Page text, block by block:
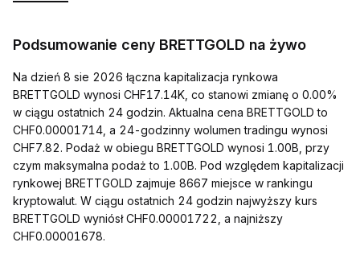
Podsumowanie ceny BRETTGOLD na żywo
Na dzień 8 sie 2026 łączna kapitalizacja rynkowa
BRETTGOLD wynosi CHF17.14K, co stanowi zmianę o 0.00%
w ciągu ostatnich 24 godzin. Aktualna cena BRETTGOLD to
CHF0.00001714, a 24-godzinny wolumen tradingu wynosi
CHF7.82. Podaż w obiegu BRETTGOLD wynosi 1.00B, przy
czym maksymalna podaż to 1.00B. Pod względem kapitalizacji
rynkowej BRETTGOLD zajmuje 8667 miejsce w rankingu
kryptowalut. W ciągu ostatnich 24 godzin najwyższy kurs
BRETTGOLD wyniósł CHF0.00001722, a najniższy
CHF0.00001678.